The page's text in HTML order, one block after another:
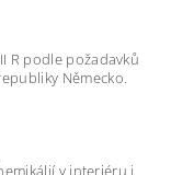
R podle požadavků
Německo.
v interiéru i